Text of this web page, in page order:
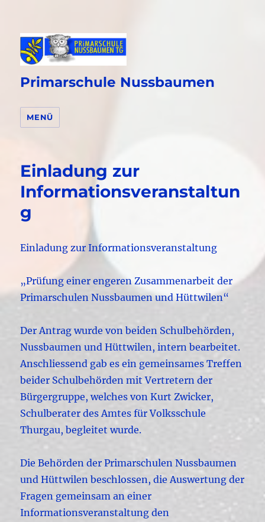
Primarschule Nussbaumen
MENÜ
Einladung zur
Informationsveranstaltun
g
Einladung zur Informationsveranstaltung
„Prüfung einer engeren Zusammenarbeit der
Primarschulen Nussbaumen und Hüttwilen“
Der Antrag wurde von beiden Schulbehörden,
Nussbaumen und Hüttwilen, intern bearbeitet.
Anschliessend gab es ein gemeinsames Treffen
beider Schulbehörden mit Vertretern der
Bürgergruppe, welches von Kurt Zwicker,
Schulberater des Amtes für Volksschule
Thurgau, begleitet wurde.
Die Behörden der Primarschulen Nussbaumen
und Hüttwilen beschlossen, die Auswertung der
Fragen gemeinsam an einer
Informationsveranstaltung den